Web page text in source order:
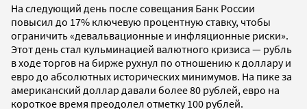
На следующий день после совещания Банк России
повысил до 17% ключевую процентную ставку, чтобы
ограничить «девальвационные и инфляционные риски».
Этот день стал кульминацией валютного кризиса — рубль
в ходе торгов на бирже рухнул по отношению к доллару и
евро до абсолютных исторических минимумов. На пике за
американский доллар давали более 80 рублей, евро на
короткое время преодолел отметку 100 рублей.